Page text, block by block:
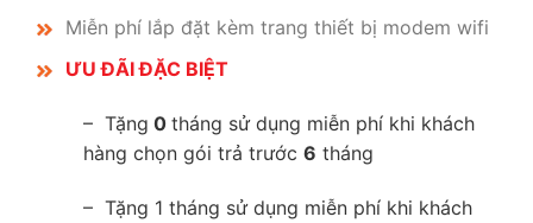
Miễn phí lắp đặt kèm trang thiết bị modem wifi
ƯU ĐÃI ĐẶC BIỆT
– Tặng 0 tháng sử dụng miễn phí khi khách
hàng chọn gói trả trước 6 tháng
– Tặng 1 tháng sử dụng miễn phí khi khách